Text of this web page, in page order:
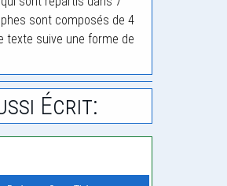
sont composés de 4
texte suive une forme de
Écrit: